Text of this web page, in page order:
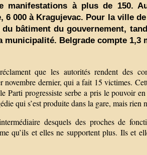
manifestations à plus de 150.
6 000 à Kragujevac. Pour la ville
bâtiment du gouvernement,
Belgrade compte 1,3
que les autorités rendent des
dernier, qui a fait 15 victimes.
Parti progressiste serbe a pris le pouvoir
qui s’est produite dans la gare, mais rien
desquels des proches de
qu’ils et elles ne supportent plus. Ils et